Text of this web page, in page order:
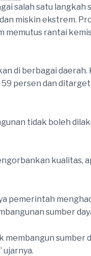
salah satu
miskin ekstrem.
rantai
di berbagai daerah.
persen dan
tidak boleh
kualitas,
pemerintah
sumber
sumber
ujarnya.